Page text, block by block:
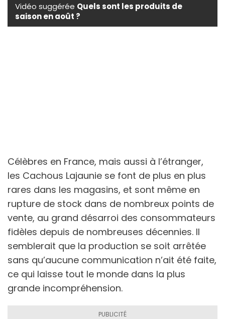
Vidéo suggérée Quels sont les produits de
saison en août ?
Célèbres en France, mais aussi à l’étranger,
les Cachous Lajaunie se font de plus en plus
rares dans les magasins, et sont même en
rupture de stock dans de nombreux points de
vente, au grand désarroi des consommateurs
fidèles depuis de nombreuses décennies. Il
semblerait que la production se soit arrêtée
sans qu’aucune communication n’ait été faite,
ce qui laisse tout le monde dans la plus
grande incompréhension.